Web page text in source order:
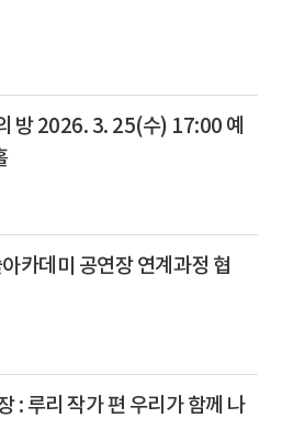
방 2026. 3. 25(수) 17:00 예
카데미 공연장 연계과정 협
: 루리 작가 편 우리가 함께 나